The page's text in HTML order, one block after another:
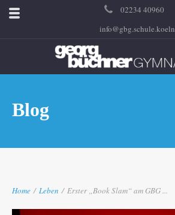
02234 40960
info@gbg.schule.koeln
Blog
Home / Leben / Erster „Book Slam“ am GBG ...